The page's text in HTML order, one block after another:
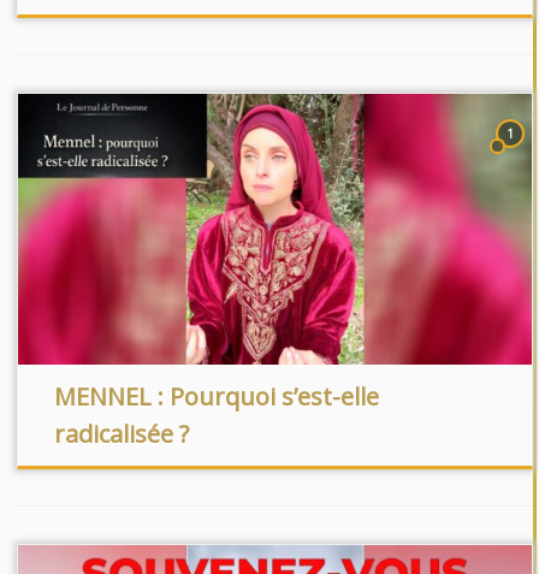
1
MENNEL : Pourquoi s’est-elle
radicalisée ?